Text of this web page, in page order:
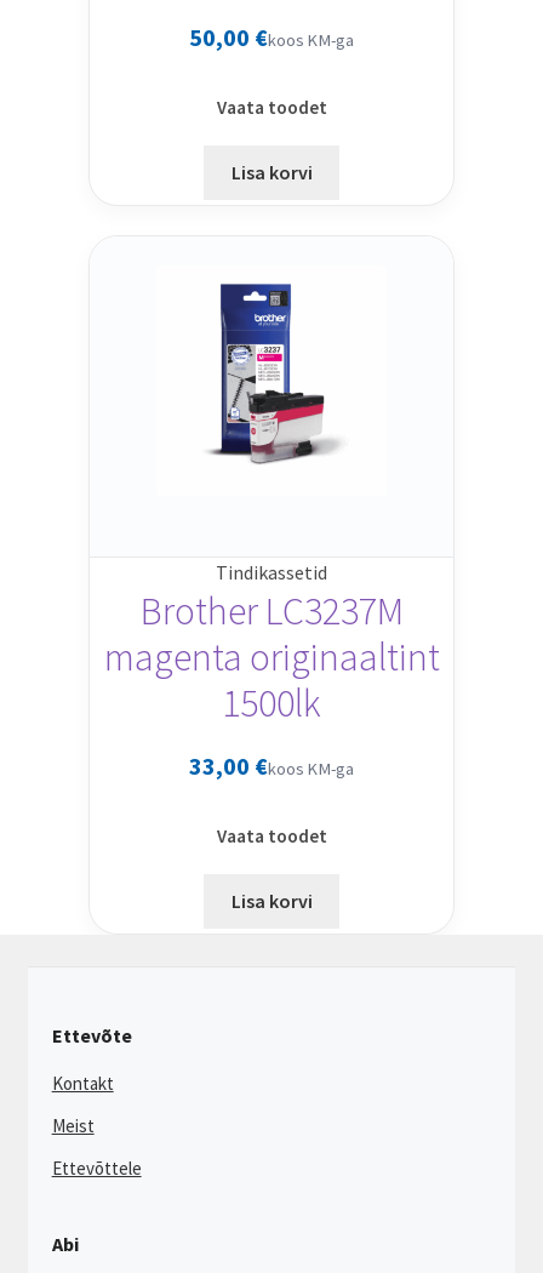
50,00 €koos KM-ga
Vaata toodet
Lisa korvi
Tindikassetid
Brother LC3237M
magenta originaaltint
1500lk
33,00 €koos KM-ga
Vaata toodet
Lisa korvi
Ettevõte
Kontakt
Meist
Ettevõttele
Abi